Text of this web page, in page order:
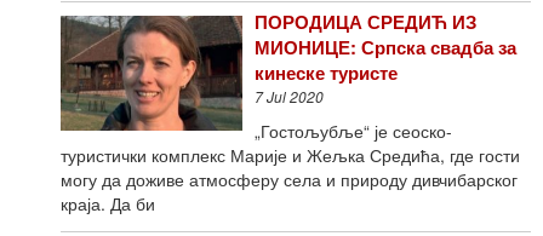
ПОРОДИЦА СРЕДИЋ ИЗ
МИОНИЦЕ: Српска свадба за
кинеске туристе
7 Jul 2020
„Гостољубље“ је сеоско-
туристички комплекс Марије и Жељка Средића, где гости
могу да доживе атмосферу села и природу дивчибарског
краја. Да би